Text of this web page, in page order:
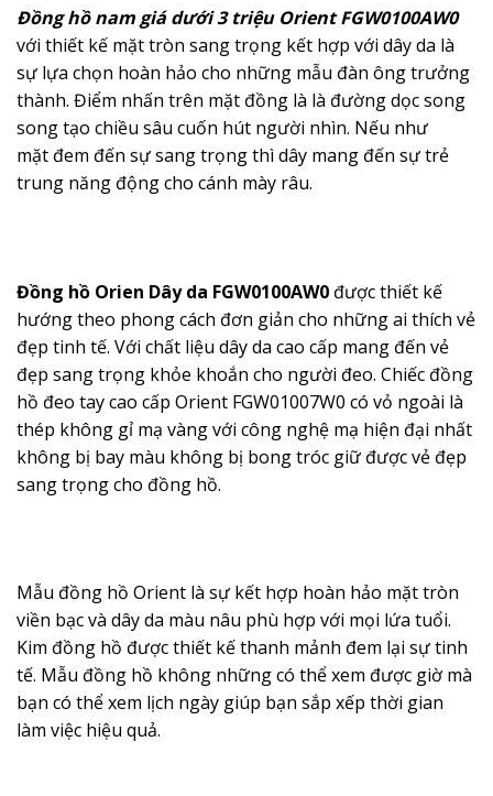
Đồng hồ nam giá dưới 3 triệuOrient FGW0100AW0
với thiết kế mặt tròn sang trọng kết hợp với dây da là
sự lựa chọn hoàn hảo cho những mẫu đàn ông trưởng
thành. Điểm nhấn trên mặt đồng là là đường dọc song
song tạo chiều sâu cuốn hút người nhìn. Nếu như
mặt đem đến sự sang trọng thì dây mang đến sự trẻ
trung năng động cho cánh mày râu.
Đồng hồ Orien Dây da FGW0100AW0 được thiết kế
hướng theo phong cách đơn giản cho những ai thích vẻ
đẹp tinh tế. Với chất liệu dây da cao cấp mang đến vẻ
đẹp sang trọng khỏe khoắn cho người đeo. Chiếc đồng
hồ đeo tay cao cấp Orient FGW01007W0 có vỏ ngoài là
thép không gỉ mạ vàng với công nghệ mạ hiện đại nhất
không bị bay màu không bị bong tróc giữ được vẻ đẹp
sang trọng cho đồng hồ.
Mẫu đồng hồ Orient là sự kết hợp hoàn hảo mặt tròn
viền bạc và dây da màu nâu phù hợp với mọi lứa tuổi.
Kim đồng hồ được thiết kế thanh mảnh đem lại sự tinh
tế. Mẫu đồng hồ không những có thể xem được giờ mà
bạn có thể xem lịch ngày giúp bạn sắp xếp thời gian
làm việc hiệu quả.